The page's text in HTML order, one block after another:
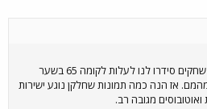
במסגרת מפגש פורום גורדי שחקים סידרו לנו לעלות לקומה 65 בשער
אז הנה כמה תמונות שחלקן נוגע ישירות
מגובה רב.